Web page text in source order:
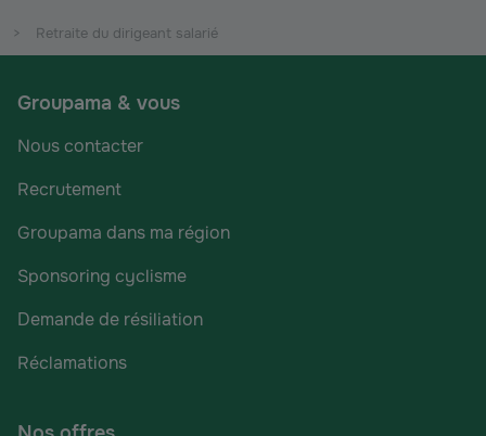
Retraite du dirigeant salarié
Groupama & vous
Nous contacter
Recrutement
Groupama dans ma région
Sponsoring cyclisme
Demande de résiliation
Réclamations